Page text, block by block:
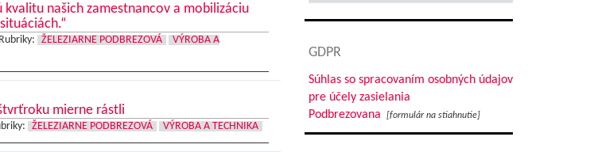
kvalitu našich zamestnancov a mobilizáciu
Rubriky: ŽELEZIARNE PODBREZOVÁ
VÝROBA A
mierne rástli
ŽELEZIARNE PODBREZOVÁ VÝROBA A TECHNIKA
GDPR
Súhlas so spracovaním osobných údajov
pre účely zasielania
Podbrezovana
[formulár na stiahnutie]